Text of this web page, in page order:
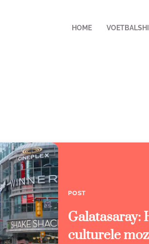
HOME
POST
Galatasaray:
culturele